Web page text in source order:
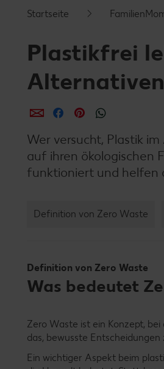
Startseite
Plastikfrei
Alternativen
per E-Mail teilen
per Facebook teilen
per Pinterest
Wer versucht, Plastik
auf ihren ökologischen
funktioniert und helfen
Definition von Zero Waste
Definition von Zero Waste
Was bedeutet
Zero Waste ist ein Konzept,
das, bewusste
Ein wichtiger Aspekt beim